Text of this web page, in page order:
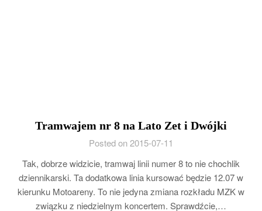
Tramwajem nr 8 na Lato Zet i Dwójki
Posted on 2015-07-11
Tak, dobrze widzicie, tramwaj linii numer 8 to nie chochlik
dziennikarski. Ta dodatkowa linia kursować będzie 12.07 w
kierunku Motoareny. To nie jedyna zmiana rozkładu MZK w
związku z niedzielnym koncertem. Sprawdźcie,…